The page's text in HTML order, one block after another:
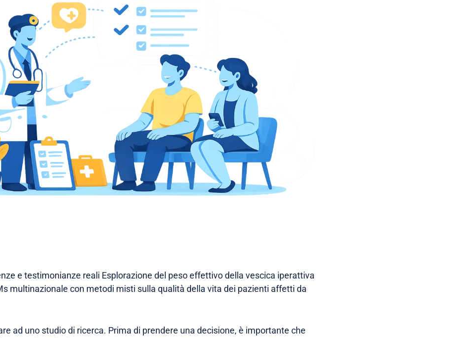
e testimonianze reali Esplorazione del peso effettivo della vescica iperattiva
multinazionale con metodi misti sulla qualità della vita dei pazienti affetti da
ad uno studio di ricerca. Prima di prendere una decisione, è importante che